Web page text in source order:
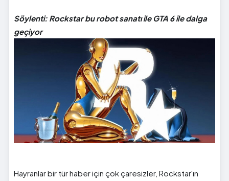
Söylenti: Rockstar bu robot sanatı ile GTA 6 ile dalga
geçiyor
Hayranlar bir tür haber için çok çaresizler, Rockstar'ın